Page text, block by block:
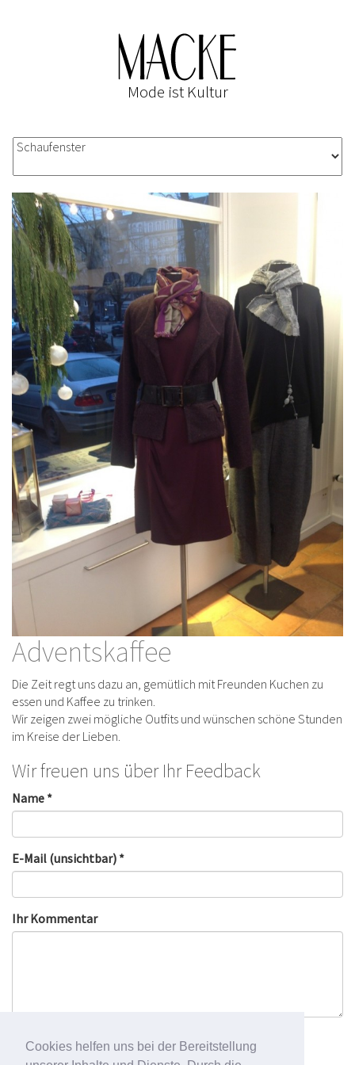
Cookies helfen uns bei der Bereitstellung
Mode ist Kultur
Adventskaffee
Die Zeit regt uns dazu an, gemütlich mit Freunden Kuchen zu
essen und Kaffee zu trinken.
Wir zeigen zwei mögliche Outfits und wünschen schöne Stunden
im Kreise der Lieben.
Wir freuen uns über Ihr Feedback
Name *
E-Mail (unsichtbar) *
Ihr Kommentar